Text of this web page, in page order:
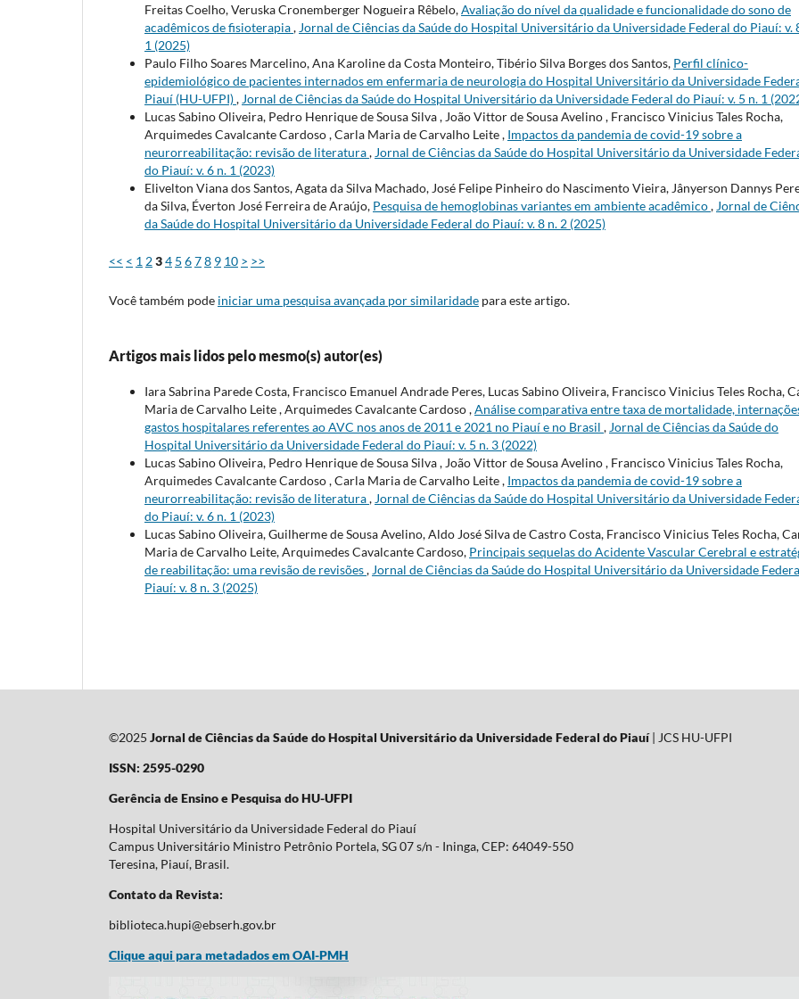
Freitas Coelho, Veruska Cronemberger Nogueira Rêbelo,Avaliação do nível da qualidade e funcionalidade do sono de
acadêmicos de fisioterapia, Jornal de Ciências da Saúde do Hospital Universitário da Universidade Federal do Piauí: v.
1 (2025)
Paulo Filho Soares Marcelino, Ana Karoline da Costa Monteiro, Tibério Silva Borges dos Santos, Perfil clínico-
epidemiológico de pacientes internados em enfermaria de neurologia do Hospital Universitário da Universidade
Piauí (HU-UFPI), Jornal de Ciências da Saúde do Hospital Universitário da Universidade Federal do Piauí: v. 5 n. 1
Lucas Sabino Oliveira, Pedro Henrique de Sousa Silva , João Vittor de Sousa Avelino , Francisco Vinicius Tales Rocha,
Arquimedes Cavalcante Cardoso , Carla Maria de Carvalho Leite , Impactos da pandemia de covid-19 sobre a
neurorreabilitação: revisão de literatura, Jornal de Ciências da Saúde do Hospital Universitário da Universidade
do Piauí: v. 6 n. 1 (2023)
Elivelton Viana dos Santos, Agata da Silva Machado, José Felipe Pinheiro do Nascimento Vieira, Jânyerson Dannys
da Silva, Éverton José Ferreira de Araújo, Pesquisa de hemoglobinas variantes em ambiente acadêmico, Jornal de
da Saúde do Hospital Universitário da Universidade Federal do Piauí: v. 8 n. 2 (2025)
<< < 1 234 5 678 9 10 > >>
Você também pode iniciar uma pesquisa avançada por similaridade para este artigo.
Artigos mais lidos pelo mesmo(s) autor(es)
Iara Sabrina Parede Costa, Francisco Emanuel Andrade Peres, Lucas Sabino Oliveira, Francisco Vinicius Teles Rocha,
Maria de Carvalho Leite , Arquimedes Cavalcante Cardoso ,Análise comparativa entre taxa de mortalidade,
gastos hospitalares referentes ao AVC nos anos de 2011 e 2021 no Piauí e no Brasil , Jornal de Ciências da Saúde do
Hospital Universitário da Universidade Federal do Piauí: v. 5 n. 3 (2022)
Lucas Sabino Oliveira, Pedro Henrique de Sousa Silva , João Vittor de Sousa Avelino , Francisco Vinicius Tales Rocha,
Arquimedes Cavalcante Cardoso , Carla Maria de Carvalho Leite , Impactos da pandemia de covid-19 sobre a
neurorreabilitação: revisão de literatura, Jornal de Ciências da Saúde do Hospital Universitário da Universidade
do Piauí: v. 6 n. 1 (2023)
Lucas Sabino Oliveira, Guilherme de Sousa Avelino, Aldo José Silva de Castro Costa, Francisco Vinicius Teles Rocha,
Maria de Carvalho Leite, Arquimedes Cavalcante Cardoso, Principais sequelas do Acidente Vascular Cerebral e
de reabilitação: uma revisão de revisões, Jornal de Ciências da Saúde do Hospital Universitário da Universidade
Piauí: v. 8 n. 3 (2025)
©2025 Jornal de Ciências da Saúde do Hospital Universitário da Universidade Federal do Piauí| JCS HU-UFPI
ISSN: 2595-0290
Gerência de Ensino e Pesquisa do HU-UFPI
Hospital Universitário da Universidade Federal do Piauí
Campus Universitário Ministro Petrônio Portela, SG 07 s/n - Ininga, CEP: 64049-550
Teresina, Piauí, Brasil.
Contato da Revista:
biblioteca.hupi@ebserh.gov.br
Clique aqui para metadados em OAI-PMH